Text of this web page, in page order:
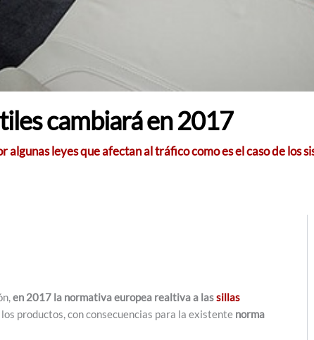
cambiará en 2017
leyes que afectan al tráfico como es el caso de los
en 2017 la normativa europea realtiva a lassillas
productos, con consecuencias para la existente norma